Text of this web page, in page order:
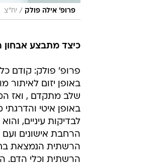
פרופ' אילה פולק / יח"צ
כיצד מתבצע
באופן יזום לאיתור
שלב מתקדם , ואז
באופן איטי והדרגתי
לבדיקות עיניים,
הרחבת אישונים
הרשתית הנמצאת
הרשתית וכלי הדם.